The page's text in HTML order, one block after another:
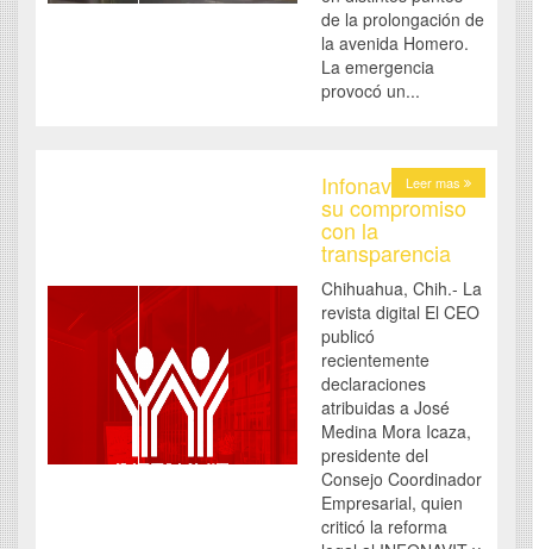
de la prolongación de
la avenida Homero.
La emergencia
provocó un...
Leer mas
Infonavit reitera
su compromiso
con la
transparencia
Chihuahua, Chih.- La
revista digital El CEO
publicó
recientemente
declaraciones
atribuidas a José
Medina Mora Icaza,
presidente del
Consejo Coordinador
Empresarial, quien
criticó la reforma